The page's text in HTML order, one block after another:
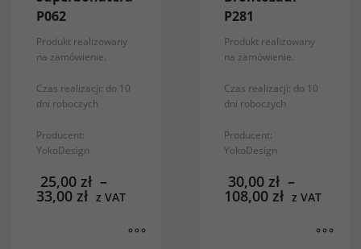
P062
Produkt realizowany
na zamówienie.
Czas realizacji: do 10
dni roboczych
Producent:
YokoDesign
25,00 zł –
33,00 zł z VAT
P281
Produkt realizowany
na zamówienie.
Czas realizacji: do 10
dni roboczych
Producent:
YokoDesign
30,00 zł –
108,00 zł z VAT
internetowej,
tego, jak
używana.
Doświadczenie
Aby nasza strona
internetowa
działała jak